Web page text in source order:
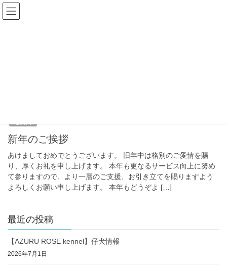
コ
ン
ナ
ビ
新年のご挨拶
あけましておめでとうございます。 旧年中は格別のご愛情を賜
り、厚くお礼を申し上げます。 本年も更なるサービス向上に努め
て参りますので、より一層のご支援、お引き立てを賜りますよう
よろしくお願い申し上げます。 本年もどうぞよ […]
最近の投稿
【AZURU ROSE kennel】仔犬情報
2026年7月1日